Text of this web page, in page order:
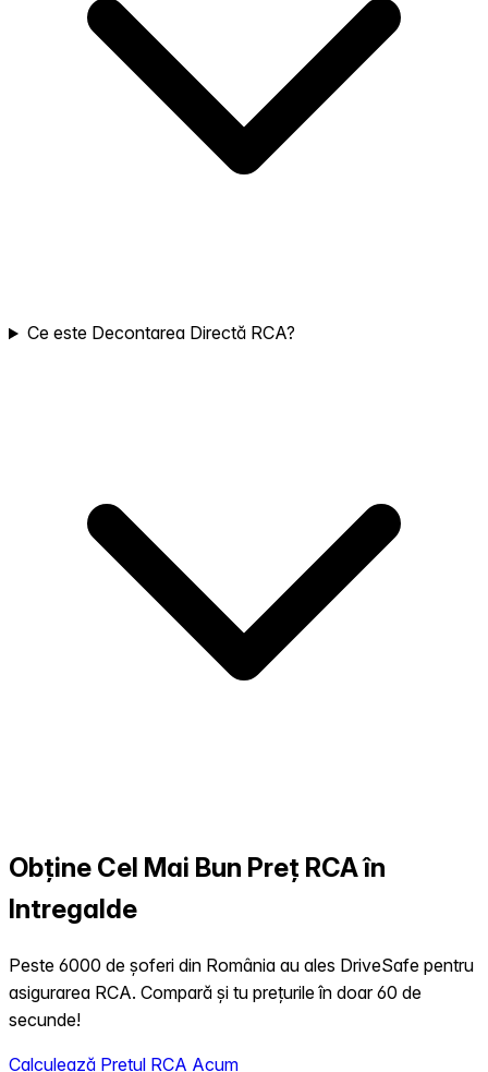
Ce este Decontarea Directă RCA?
Obține Cel Mai Bun Preț RCA în
Intregalde
Peste 6000 de șoferi din România au ales DriveSafe pentru
asigurarea RCA. Compară și tu prețurile în doar 60 de
secunde!
Calculează Prețul RCA Acum